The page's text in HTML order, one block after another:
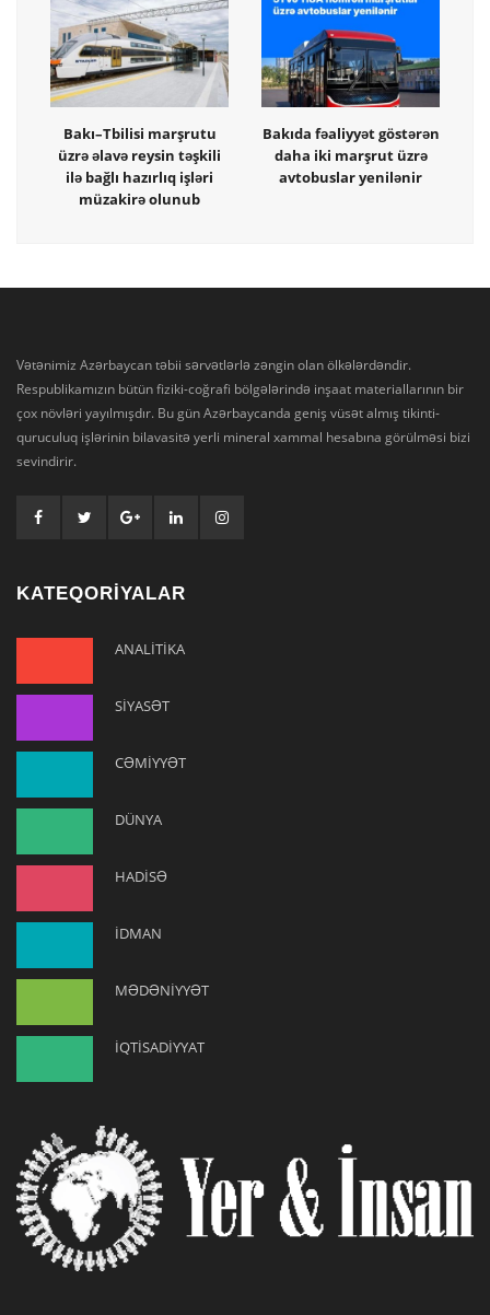
Bakı–Tbilisi marşrutu
üzrə əlavə reysin təşkili
ilə bağlı hazırlıq işləri
müzakirə olunub
Bakıda fəaliyyət göstərən
daha iki marşrut üzrə
avtobuslar yenilənir
Vətənimiz Azərbaycan təbii sərvətlərlə zəngin olan ölkələrdəndir.
Respublikamızın bütün fiziki-coğrafi bölgələrində inşaat materiallarının bir
çox növləri yayılmışdır. Bu gün Azərbaycanda geniş vüsət almış tikinti-
quruculuq işlərinin bilavasitə yerli mineral xammal hesabına görülməsi bizi
sevindirir.
KATEQORİYALAR
ANALİTİKA
SİYASƏT
CƏMİYYƏT
DÜNYA
HADİSƏ
İDMAN
MƏDƏNİYYƏT
İQTİSADİYYAT